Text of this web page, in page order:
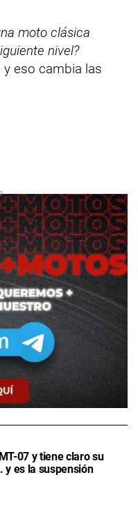
moto clásica
nivel?
eso cambia las
07 y tiene claro su
y es la suspensión